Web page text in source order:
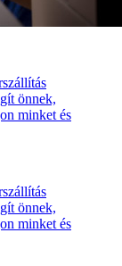
önnek,
minket és
önnek,
minket és